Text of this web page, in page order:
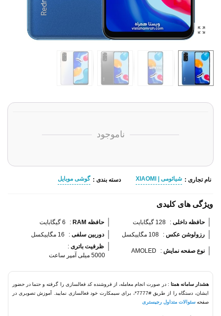
ناموجود
نام تجاری : شیائومی | XIAOMI دسته بندی : گوشی موبایل
ویژگی های کلیدی
حافظه داخلی : 128 گیگابایت حافظه RAM :
6 گیگابایت
رزولوشن عکس : 108 مگاپیکسل دوربین سلفی : 16 مگاپیکسل
نوع صفحه نمایش :
AMOLED
ظرفیت باتری :
5000 میلی آمپر ساعت
هشدار سامانه همتا : در صورت انجام معامله، از فروشنده کد فعالسازی را گرفته و حتما در حضور
ایشان، دستگاه را از طریق #7777*، برای سیمکارت خود فعالسازی نمایید. آموزش تصویری در
صفحه سئوالات متداول رجیستری